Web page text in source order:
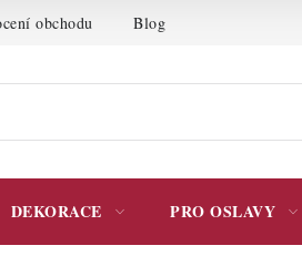
obchodu Blog
DEKORACE PRO OSLAVY